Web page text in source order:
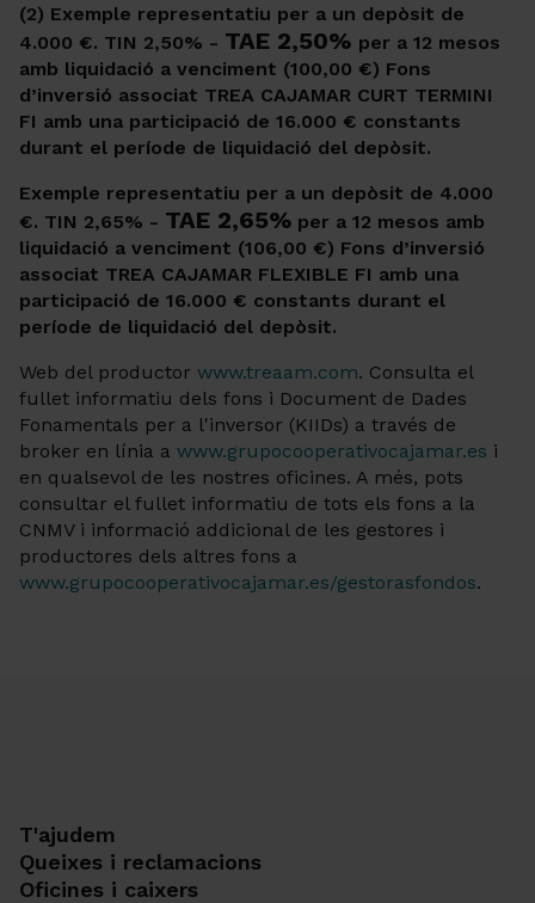
(2) Exemple representatiu per a un depòsit de
4.000 €. TIN 2,50% - TAE 2,50% per a 12 mesos
amb liquidació a venciment (100,00 €) Fons
d’inversió associat TREA CAJAMAR CURT TERMINI
FI amb una participació de 16.000 € constants
durant el període de liquidació del depòsit.
Exemple representatiu per a un depòsit de 4.000
€. TIN 2,65% - TAE 2,65% per a 12 mesos amb
liquidació a venciment (106,00 €) Fons d’inversió
associat TREA CAJAMAR FLEXIBLE FI amb una
participació de 16.000 € constants durant el
període de liquidació del depòsit.
Web del productor www.treaam.com. Consulta el
fullet informatiu dels fons i Document de Dades
Fonamentals per a l'inversor (KIIDs) a través de
broker en línia a www.grupocooperativocajamar.es i
en qualsevol de les nostres oficines. A més, pots
consultar el fullet informatiu de tots els fons a la
CNMV i informació addicional de les gestores i
productores dels altres fons a
www.grupocooperativocajamar.es/gestorasfondos.
T'ajudem
Queixes i reclamacions
Oficines i caixers